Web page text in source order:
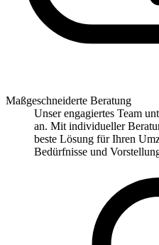
Maßgeschneiderte Beratung
Unser engagiertes Team
an. Mit individueller
beste Lösung für Ihren
Bedürfnisse und